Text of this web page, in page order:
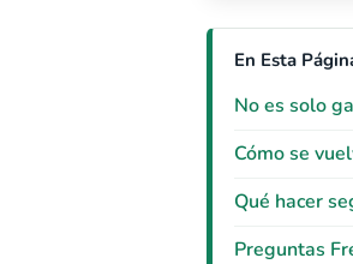
En Esta
No es solo
Cómo se
Qué hacer
Preguntas